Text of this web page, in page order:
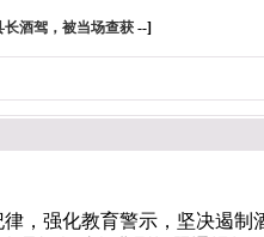
长酒驾，被当场查获--]
，强化教育警示，坚决遏